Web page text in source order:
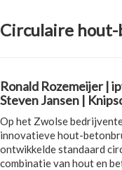
Circulaire
Ronald Rozemeijer |
Steven Jansen |
Op het Zwolse
innovatieve hout-
ontwikkelde standaard
combinatie van hout en